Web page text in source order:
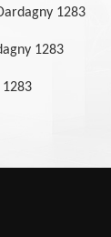
1283
1283
1283